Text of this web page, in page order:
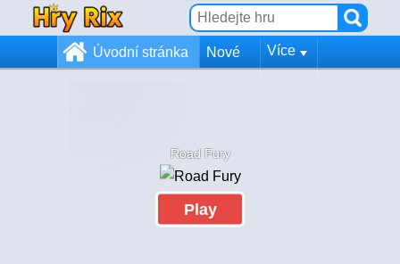
Úvodní stránka Nové Více
Road Fury
Play